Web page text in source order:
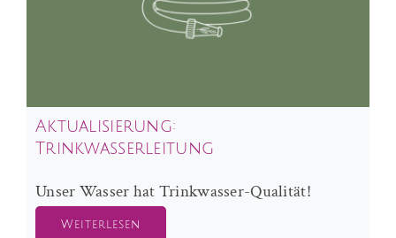
Aktualisierung:
Trinkwasserleitung
Unser Wasser hat Trinkwasser-Qualität!
Weiterlesen